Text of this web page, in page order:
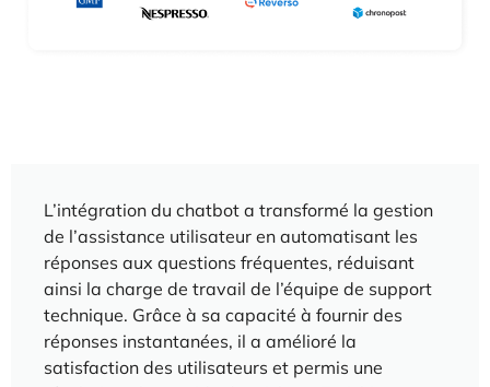
L’intégration du chatbot a transformé la gestion
de l’assistance utilisateur en automatisant les
réponses aux questions fréquentes, réduisant
ainsi la charge de travail de l’équipe de support
technique. Grâce à sa capacité à fournir des
réponses instantanées, il a amélioré la
satisfaction des utilisateurs et permis une